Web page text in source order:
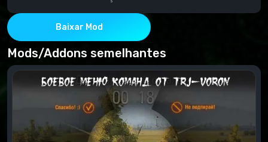
Copie a pasta Mods do backup para o WOT e verifique
se há substituições.
Baixar Mod
Mods/Addons semelhantes